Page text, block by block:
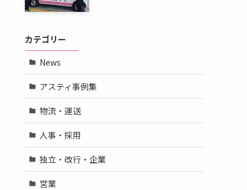
カテゴリー
News
アスティ事例集
物流・運送
人事・採用
独立・改行・企業
営業